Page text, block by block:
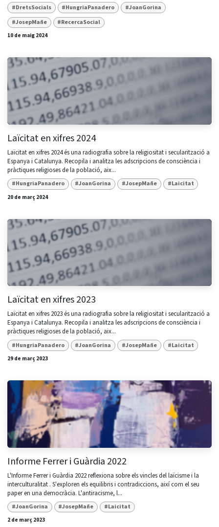
#DretsSocials #HungriaPanadero
#JoanGorina
#JosepMañe
#RecercaSocial
10 de maig 2024
Laïcitat en xifres 2024
Laïcitat en xifres 2024 és una radiografia sobre la religiositat i secularització a
Espanya i Catalunya. Recopila i analitza les adscripcions de consciència i
pràctiques religioses de la població, aix...
#HungriaPanadero #JoanGorina #JosepMañe
#Laicitat
20 de març 2024
Laïcitat en xifres 2023
Laïcitat en xifres 2023 és una radiografia sobre la religiositat i secularització a
Espanya i Catalunya. Recopila i analitza les adscripcions de consciència i
pràctiques religioses de la població, aix...
#HungriaPanadero #JoanGorina #JosepMañe
#Laicitat
29 de març 2023
Informe Ferrer i Guàrdia 2022
L'Informe Ferrer i Guàrdia 2022 reflexiona sobre els vincles del laïcisme i la
interculturalitat . S'exploren els equilibris i contradiccions, així com el seu
paper en una democràcia. L'antiracisme, l...
#JoanGorina #JosepMañe
#Laicitat
2 de març 2023